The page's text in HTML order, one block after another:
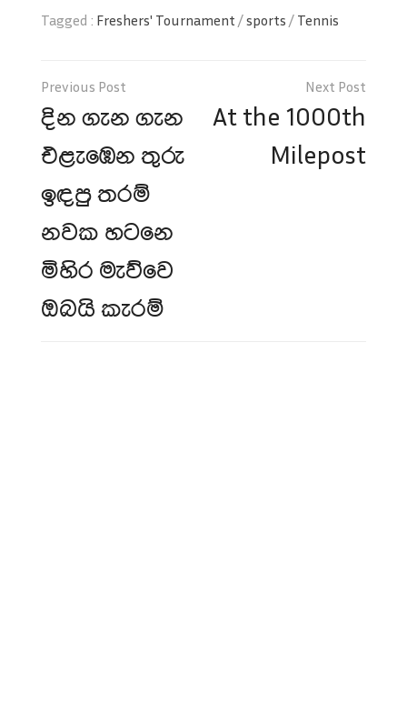
Tagged : Freshers' Tournament /sports / Tennis
Post
navigation
දින ගැන ගැන
එළැඹෙන තුරු
ඉඳපු තරම්
නවක හටනෙ
මිහිර මැව්වෙ
ඔබයි කැරම්
At the 1000th
Milepost